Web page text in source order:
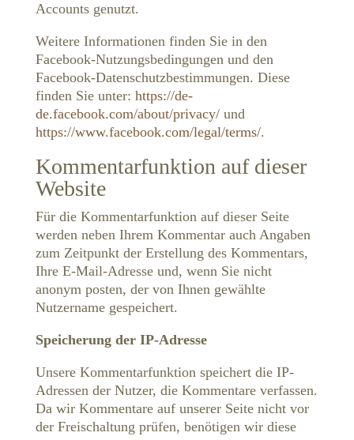
Accounts genutzt.
Weitere Informationen finden Sie in den
Facebook-Nutzungsbedingungen und den
Facebook-Datenschutzbestimmungen. Diese
finden Sie unter: https://de-
de.facebook.com/about/privacy/und
https://www.facebook.com/legal/terms/.
Kommentarfunktion auf dieser
Website
Für die Kommentarfunktion auf dieser Seite
werden neben Ihrem Kommentar auch Angaben
zum Zeitpunkt der Erstellung des Kommentars,
Ihre E-Mail-Adresse und, wenn Sie nicht
anonym posten, der von Ihnen gewählte
Nutzername gespeichert.
Speicherung der IP-Adresse
Unsere Kommentarfunktion speichert die IP-
Adressen der Nutzer, die Kommentare verfassen.
Da wir Kommentare auf unserer Seite nicht vor
der Freischaltung prüfen, benötigen wir diese